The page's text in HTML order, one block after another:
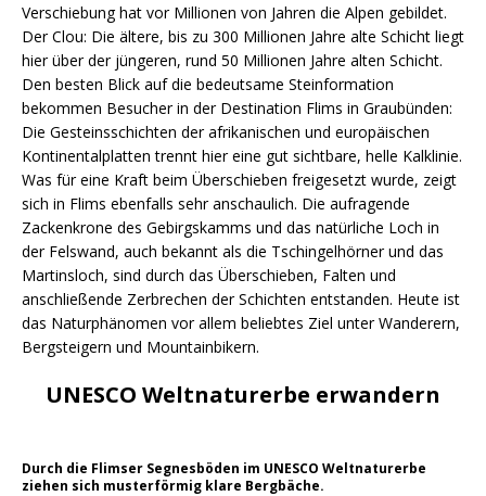
Verschiebung hat vor Millionen von Jahren die Alpen gebildet.
Der Clou: Die ältere, bis zu 300 Millionen Jahre alte Schicht liegt
hier über der jüngeren, rund 50 Millionen Jahre alten Schicht.
Den besten Blick auf die bedeutsame Steinformation
bekommen Besucher in der Destination Flims in Graubünden:
Die Gesteinsschichten der afrikanischen und europäischen
Kontinentalplatten trennt hier eine gut sichtbare, helle Kalklinie.
Was für eine Kraft beim Überschieben freigesetzt wurde, zeigt
sich in Flims ebenfalls sehr anschaulich. Die aufragende
Zackenkrone des Gebirgskamms und das natürliche Loch in
der Felswand, auch bekannt als die Tschingelhörner und das
Martinsloch, sind durch das Überschieben, Falten und
anschließende Zerbrechen der Schichten entstanden. Heute ist
das Naturphänomen vor allem beliebtes Ziel unter Wanderern,
Bergsteigern und Mountainbikern.
UNESCO Weltnaturerbe erwandern
Durch die Flimser Segnesböden im UNESCO Weltnaturerbe
ziehen sich musterförmig klare Bergbäche.